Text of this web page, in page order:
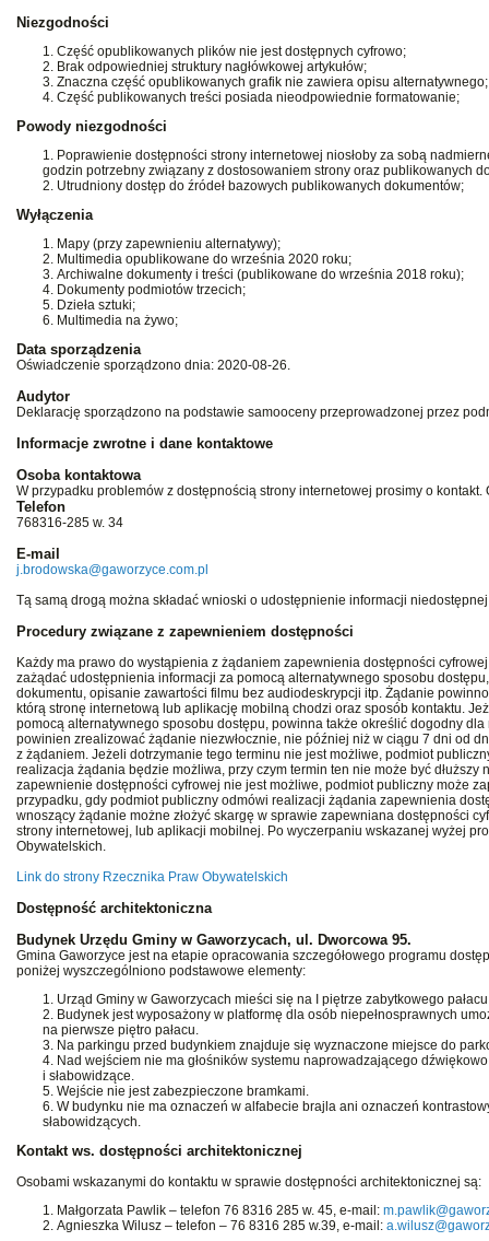
Niezgodności
Część opublikowanych plików nie jest dostępnych cyfrowo;
Brak odpowiedniej struktury nagłówkowej artykułów;
Znaczna część opublikowanych grafik nie zawiera opisu alternatywnego;
Część publikowanych treści posiada nieodpowiednie formatowanie;
Powody niezgodności
Poprawienie dostępności strony internetowej niosłoby za sobą
godzin potrzebny związany z dostosowaniem strony oraz publikowanych
Utrudniony dostęp do źródeł bazowych publikowanych dokumentów;
Wyłączenia
Mapy (przy zapewnieniu alternatywy);
Multimedia opublikowane do września 2020 roku;
Archiwalne dokumenty i treści (publikowane do września 2018 roku);
Dokumenty podmiotów trzecich;
Dzieła sztuki;
Multimedia na żywo;
Data sporządzenia
Oświadczenie sporządzono dnia: 2020-08-26.
Audytor
Deklarację sporządzono na podstawie samooceny przeprowadzonej przez
Informacje zwrotne i dane kontaktowe
Osoba kontaktowa
W przypadku problemów z dostępnością strony internetowej prosimy o
Telefon
768316-285 w. 34
E-mail
j.brodowska@gaworzyce.com.pl
Tą samą drogą można składać wnioski o udostępnienie informacji
Procedury związane z zapewnieniem dostępności
Każdy ma prawo do wystąpienia z żądaniem zapewnienia dostępności
zażądać udostępnienia informacji za pomocą alternatywnego sposobu
dokumentu, opisanie zawartości filmu bez audiodeskrypcji itp. Żądanie
którą stronę internetową lub aplikację mobilną chodzi oraz sposób kontaktu.
pomocą alternatywnego sposobu dostępu, powinna także określić dogodny
powinien zrealizować żądanie niezwłocznie, nie później niż w ciągu 7 dni od
z żądaniem. Jeżeli dotrzymanie tego terminu nie jest możliwe, podmiot
realizacja żądania będzie możliwa, przy czym termin ten nie może być
zapewnienie dostępności cyfrowej nie jest możliwe, podmiot publiczny może
przypadku, gdy podmiot publiczny odmówi realizacji żądania zapewnienia
wnoszący żądanie możne złożyć skargę w sprawie zapewniana dostępności
strony internetowej, lub aplikacji mobilnej. Po wyczerpaniu wskazanej wyżej
Obywatelskich.
Link do strony Rzecznika Praw Obywatelskich
Dostępność architektoniczna
Budynek Urzędu Gminy w Gaworzycach, ul. Dworcowa 95.
Gmina Gaworzyce jest na etapie opracowania szczegółowego programu
poniżej wyszczególniono podstawowe elementy:
Urząd Gminy w Gaworzycach mieści się na I piętrze zabytkowego
Budynek jest wyposażony w platformę dla osób niepełnosprawnych
na pierwsze piętro pałacu.
Na parkingu przed budynkiem znajduje się wyznaczone miejsce do
Nad wejściem nie ma głośników systemu naprowadzającego
i słabowidzące.
Wejście nie jest zabezpieczone bramkami.
W budynku nie ma oznaczeń w alfabecie brajla ani oznaczeń
słabowidzących.
Kontakt ws. dostępności architektonicznej
Osobami wskazanymi do kontaktu w sprawie dostępności architektonicznej są:
Małgorzata Pawlik – telefon 76 8316 285 w. 45, e-mail:
Agnieszka Wilusz – telefon – 76 8316 285 w.39, e-mail: